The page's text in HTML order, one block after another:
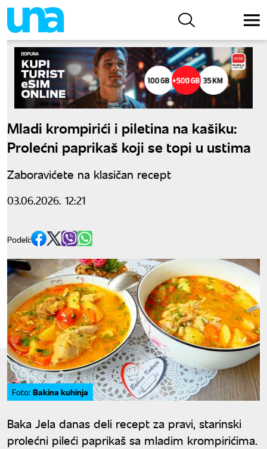
Mladi krompirići i piletina na kašiku:
Prolećni paprikaš koji se topi u ustima
Zaboravićete na klasičan recept
03.06.2026. 12:21
Podeli:
Foto: Bakina kuhinja
Baka Jela danas deli recept za pravi, starinski
prolećni pileći paprikaš sa mladim krompirićima.